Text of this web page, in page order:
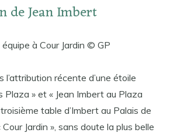
de Jean Imbert
à Cour Jardin © GP
l’attribution récente d’une étoile
Plaza » et « Jean Imbert au Plaza
table d’Imbert au Palais de
Jardin », sans doute la plus belle